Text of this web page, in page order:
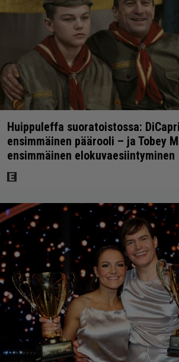
Huippuleffa suoratoistossa:
ensimmäinen päärooli – ja Tobey
ensimmäinen elokuvaesiintyminen